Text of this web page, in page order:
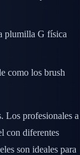
plumilla G física
como los brush
Los profesionales a
con diferentes
son ideales para